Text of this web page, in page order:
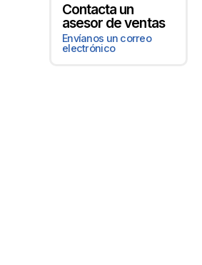
Contacta un
asesor de ventas
Envíanos un correo
electrónico